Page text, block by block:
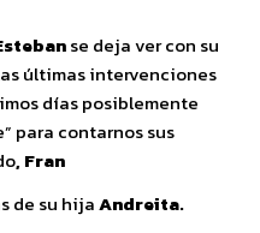
se deja ver con su
últimas intervenciones
días posiblemente
para contarnos sus
, Fran
de su hijaAndreita.